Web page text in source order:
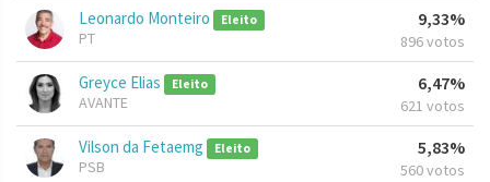
Leonardo Monteiro Eleito
PT
9,33%
896 votos
Greyce Elias Eleito
AVANTE
6,47%
621 votos
Vilson da Fetaemg Eleito
PSB
5,83%
560 votos